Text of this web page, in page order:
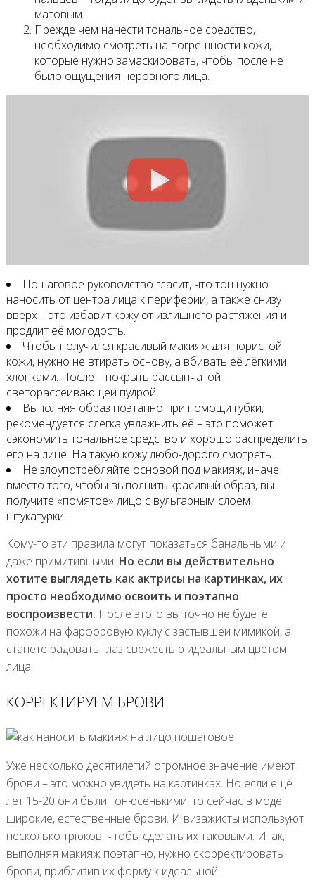
матовым.
Прежде чем нанести тональное средство,
необходимо смотреть на погрешности кожи,
которые нужно замаскировать, чтобы после не
было ощущения неровного лица.
Пошаговое руководство гласит, что тон нужно
наносить от центра лица к периферии, а также снизу
вверх – это избавит кожу от излишнего растяжения и
продлит её молодость.
Чтобы получился красивый макияж для пористой
кожи, нужно не втирать основу, а вбивать её лёгкими
хлопками. После – покрыть рассыпчатой
светорассеивающей пудрой.
Выполняя образ поэтапно при помощи губки,
рекомендуется слегка увлажнить её – это поможет
сэкономить тональное средство и хорошо распределить
его на лице. На такую кожу любо-дорого смотреть.
Не злоупотребляйте основой под макияж, иначе
вместо того, чтобы выполнить красивый образ, вы
получите «помятое» лицо с вульгарным слоем
штукатурки.
Кому-то эти правила могут показаться банальными и
даже примитивными. Но если вы действительно
хотите выглядеть как актрисы на картинках, их
просто необходимо освоить и поэтапно
воспроизвести. После этого вы точно не будете
похожи на фарфоровую куклу с застывшей мимикой, а
станете радовать глаз свежестью идеальным цветом
лица.
КОРРЕКТИРУЕМ БРОВИ
Уже несколько десятилетий огромное значение имеют
брови – это можно увидеть на картинках. Но если ещё
лет 15-20 они были тонюсенькими, то сейчас в моде
широкие, естественные брови. И визажисты используют
несколько трюков, чтобы сделать их таковыми. Итак,
выполняя макияж поэтапно, нужно скорректировать
брови, приблизив их форму к идеальной.